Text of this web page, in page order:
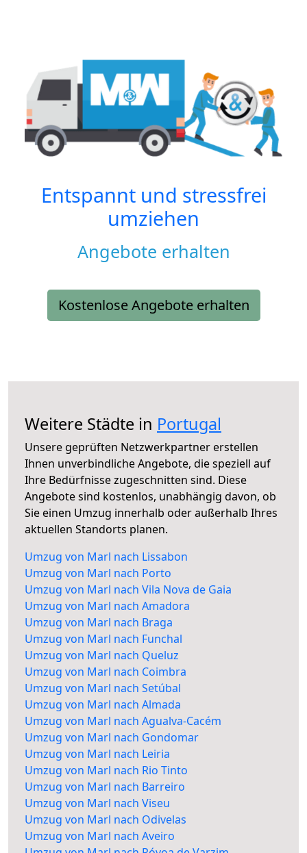
Entspannt und stressfrei
umziehen
Angebote erhalten
Kostenlose Angebote erhalten
Weitere Städte in Portugal
Unsere geprüften Netzwerkpartner erstellen
Ihnen unverbindliche Angebote, die speziell auf
Ihre Bedürfnisse zugeschnitten sind. Diese
Angebote sind kostenlos, unabhängig davon, ob
Sie einen Umzug innerhalb oder außerhalb Ihres
aktuellen Standorts planen.
Umzug von Marl nach Lissabon
Umzug von Marl nach Porto
Umzug von Marl nach Vila Nova de Gaia
Umzug von Marl nach Amadora
Umzug von Marl nach Braga
Umzug von Marl nach Funchal
Umzug von Marl nach Queluz
Umzug von Marl nach Coimbra
Umzug von Marl nach Setúbal
Umzug von Marl nach Almada
Umzug von Marl nach Agualva-Cacém
Umzug von Marl nach Gondomar
Umzug von Marl nach Leiria
Umzug von Marl nach Rio Tinto
Umzug von Marl nach Barreiro
Umzug von Marl nach Viseu
Umzug von Marl nach Odivelas
Umzug von Marl nach Aveiro